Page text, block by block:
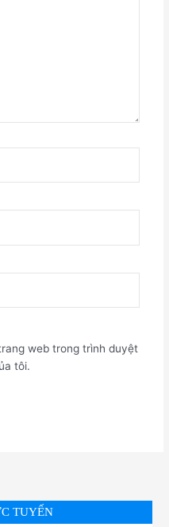
web trong trình duyệt
tôi.
TUYẾN